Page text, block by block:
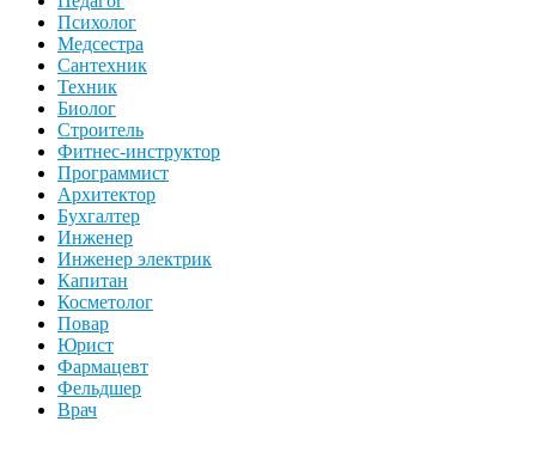
Психолог
Медсестра
Сантехник
Техник
Биолог
Строитель
Фитнес-инструктор
Программист
Архитектор
Бухгалтер
Инженер
Инженер электрик
Капитан
Косметолог
Повар
Юрист
Фармацевт
Фельдшер
Врач